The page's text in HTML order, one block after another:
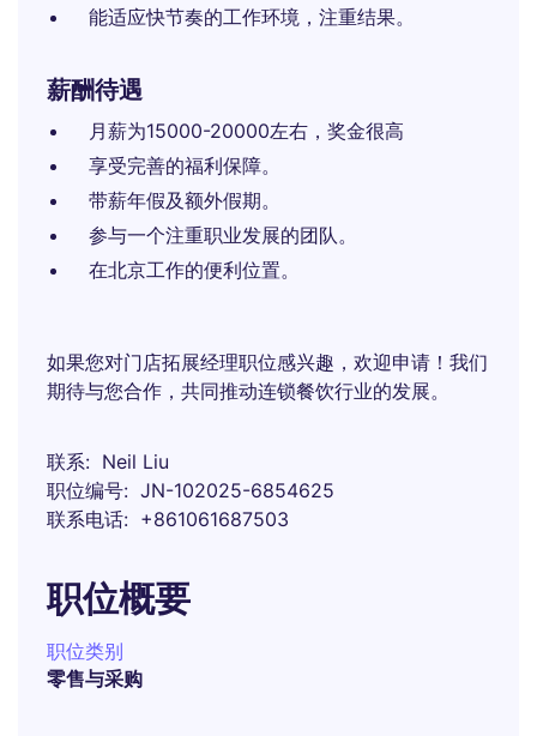
能适应快节奏的工作环境，注重结果。
薪酬待遇
月薪为15000-20000左右，奖金很高
享受完善的福利保障。
带薪年假及额外假期。
参与一个注重职业发展的团队。
在北京工作的便利位置。
如果您对门店拓展经理职位感兴趣，欢迎申请！我们
期待与您合作，共同推动连锁餐饮行业的发展。
联系
Neil Liu
职位编号
JN-102025-6854625
联系电话
+861061687503
职位概要
职位类别
零售与采购